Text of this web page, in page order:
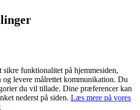
funktionalitet på hjemmesiden,
og levere målrettet kommunikation. Du
du vil tillade. Dine præferencer kan
nederst på siden. Læs mere på vores